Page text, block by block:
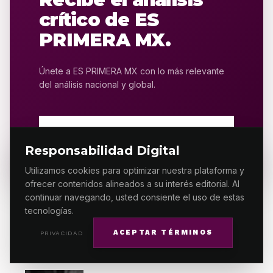
Responsabilidad Digital
Utilizamos cookies para optimizar nuestra plataforma y
ofrecer contenidos alineados a su interés editorial. Al
continuar navegando, usted consiente el uso de estas
tecnologías.
PRIVACIDAD ACEPTAR TÉRMINOS
crítico de ES
PRIMERA MX.
Únete a ES PRIMERA MX con lo más relevante
del análisis nacional y global.
MÁS RELACIONADO